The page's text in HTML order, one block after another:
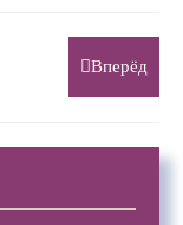
Вперёд